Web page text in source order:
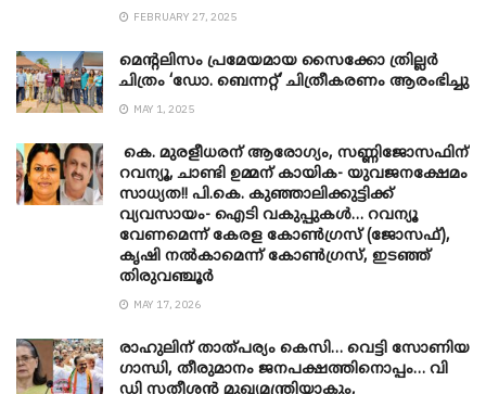
FEBRUARY 27, 2025
മെന്‍റലിസം പ്രമേയമായ സൈക്കോ ത്രില്ലർ
ചിത്രം ‘ഡോ. ബെന്നറ്റ്’ ചിത്രീകരണം ആരംഭിച്ചു
MAY 1, 2025
കെ. മുരളീധരന് ആരോഗ്യം, സണ്ണിജോസഫിന്
റവന്യൂ, ചാണ്ടി ഉമ്മന് കായിക- യുവജനക്ഷേമം
സാധ്യത!! പി.കെ. കുഞ്ഞാലിക്കുട്ടിക്ക്
വ്യവസായം- ഐടി വകുപ്പുകൾ… റവന്യൂ
വേണമെന്ന് കേരള കോൺഗ്രസ് (ജോസഫ്),
കൃഷി നൽകാമെന്ന് കോൺഗ്രസ്, ഇടഞ്ഞ്
തിരുവഞ്ചൂർ
MAY 17, 2026
രാഹുലിന് താത്പര്യം കെസി… വെട്ടി സോണിയ
​ഗാന്ധി, തീരുമാനം ജനപക്ഷത്തിനൊപ്പം… വി
ഡി സതീശൻ മുഖ്യമന്ത്രിയാകും,